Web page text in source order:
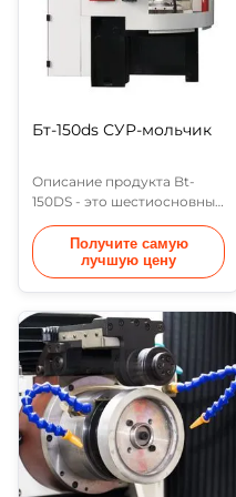
больших партий
карбидных встав...
Бт-150ds СУР-мольчик
Описание продукта Bt-
150DS - это шестиосновный
состоит из шести осей:
шлифовальное колесоось
вращения (ось х), ось
вертикальная ось
движения шлифовального
колеса (ось Z)ось), ось
горизонтального
вращения заготовки (ось
c), ось индексации
инструмента (ось ...
Получите самую
лучшую цену